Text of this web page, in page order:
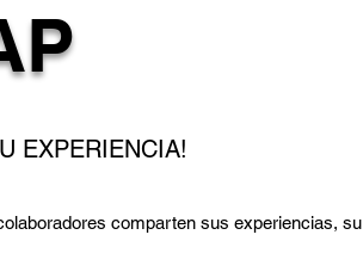
EXPERIENCIA!
comparten sus experiencias, su